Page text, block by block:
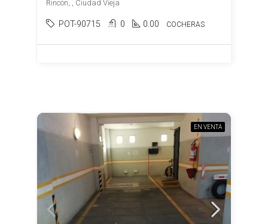
Rincón, , Ciudad Vieja
POT-90715 0 0.00 COCHERAS
EN VENTA